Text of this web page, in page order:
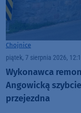
Chojnice
piątek, 7 sierpnia 2026,
Wykonawca
Angowicką
przejezdna